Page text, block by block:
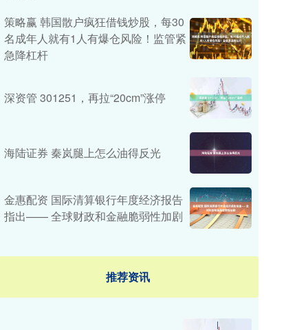
策略赢 韩国散户疯狂借钱炒股，每30
名成年人就有1人有爆仓风险！监管紧
急降杠杆
深资管 301251，再拉“20cm”涨停
海陆证券 秦岚腿上怎么油得反光
金惠配资 国际清算银行年度经济报告
指出—— 全球财政和金融脆弱性加剧
推荐资讯